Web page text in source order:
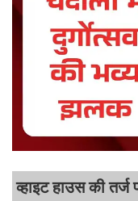
व्हाइट हाउस की